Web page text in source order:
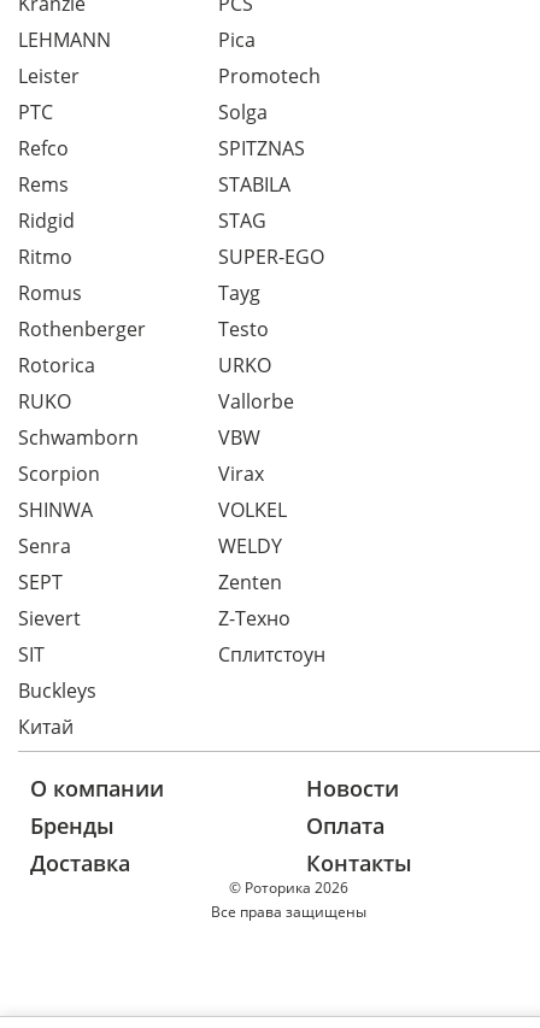
LEHMANN
Leister
Pica
Promotech
PTC
Refco
Rems
Ridgid
Ritmo
Romus
Rothenberger
Rotorica
RUKO
Schwamborn
Scorpion
SHINWA
Senra
SEPT
Sievert
SIT
Solga
SPITZNAS
STABILA
STAG
SUPER-EGO
Tayg
Testo
URKO
Vallorbe
VBW
Virax
VOLKEL
WELDY
Zenten
Z-Техно
Сплитстоун
Buckleys
Китай
© Роторика 2026
Все права защищены
О компании
Новости
Бренды
Оплата
Доставка
Контакты